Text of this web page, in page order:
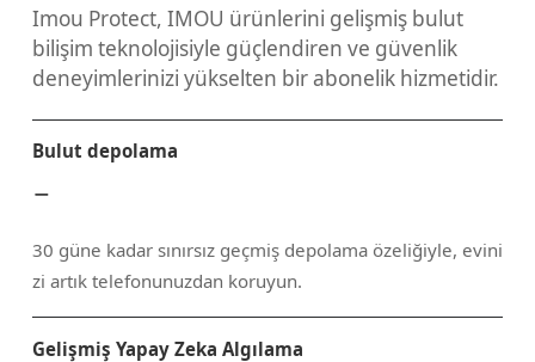
Imou Protect, IMOU ürünlerini gelişmiş bulut
bilişim teknolojisiyle güçlendiren ve güvenlik
deneyimlerinizi yükselten bir abonelik hizmetidir.
Bulut depolama
30 güne kadar sınırsız geçmiş depolama özeliğiyle, evini
zi artık telefonunuzdan koruyun.
Gelişmiş Yapay Zeka Algılama